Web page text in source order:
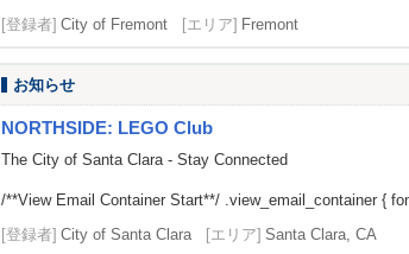
[登録者] City of Fremont [エリア] Fremont
お知らせ
NORTHSIDE: LEGO Club
The City of Santa Clara - Stay Connected
/**View Email Container Start**/ .view_email_container {
[登録者] City of Santa Clara [エリア] Santa Clara, CA